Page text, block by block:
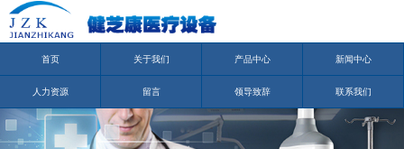
首页 关于我们 产品中心 新闻中心
人力资源 留言 领导致辞 联系我们